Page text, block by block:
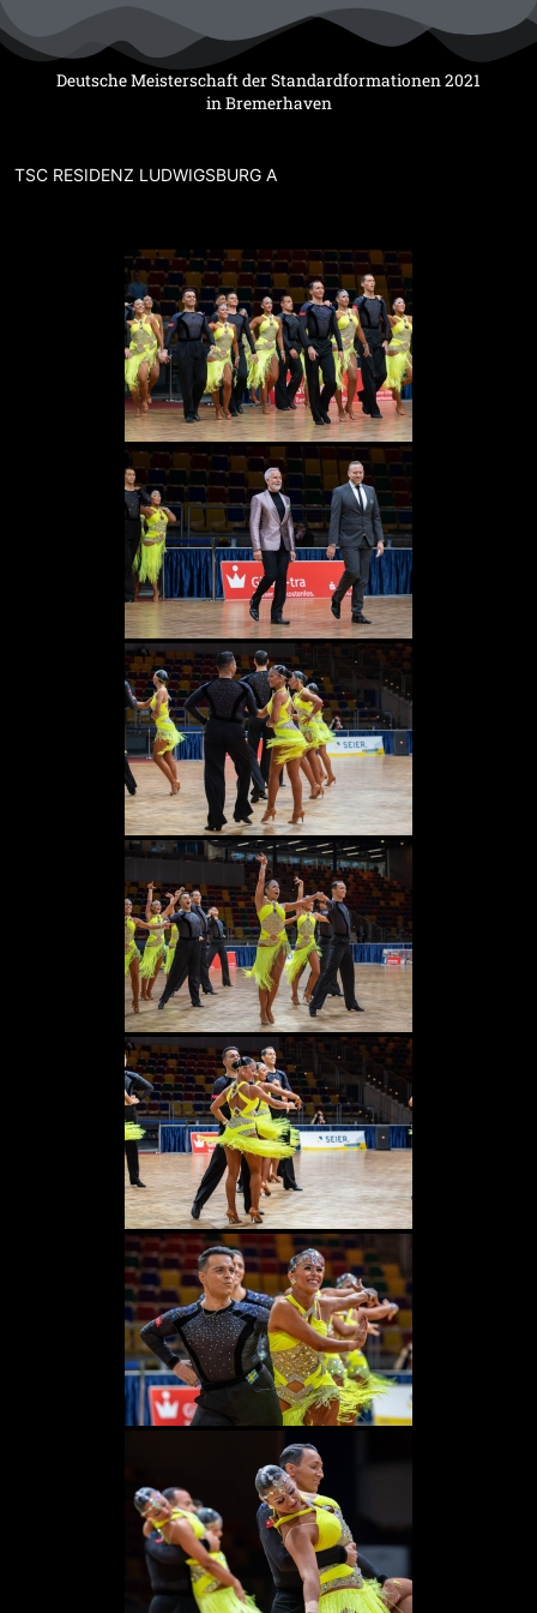
Inhalt
springenDeutsche Meisterschaft der Standardformationen 2021
in Bremerhaven
TSC RESIDENZ LUDWIGSBURG A